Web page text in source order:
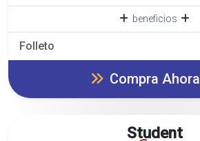
beneficios
Folleto
Compra Ahora
Student